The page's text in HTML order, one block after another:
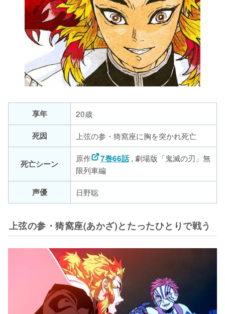
享年
20歳
死因
上弦の参・猗窩座に胸を突かれ死亡
死亡シーン
原作 7巻66話, 劇場版「鬼滅の刃」無
限列車編
声優
日野聡
上弦の参・猗窩座(あかざ)とたったひとりで戦う